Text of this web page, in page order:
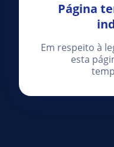
Página
Em respeito à
esta